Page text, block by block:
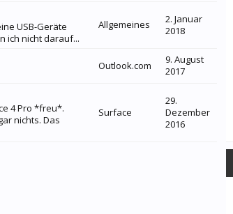
USB-Geräte
ich nicht darauf...
Allgemeines
2. Januar
2018
Outlook.com
9. August
2017
4 Pro *freu*.
nichts. Das
Surface
29.
Dezember
2016